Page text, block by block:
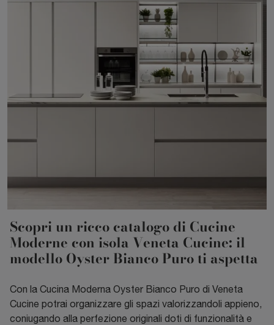
Scopri un ricco catalogo di Cucine
Moderne con isola Veneta Cucine: il
modello Oyster Bianco Puro ti aspetta
Con la Cucina Moderna Oyster Bianco Puro di Veneta
Cucine potrai organizzare gli spazi valorizzandoli appieno,
coniugando alla perfezione originali doti di funzionalità e